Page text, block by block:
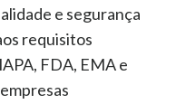
e segurança
requisitos
FDA, EMA e